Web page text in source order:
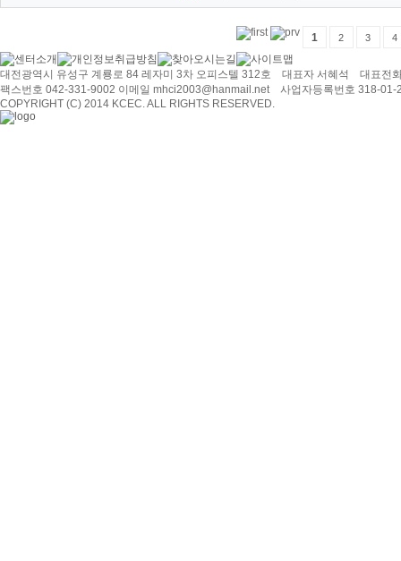
1 2 3 4
대전광역시 유성구 계룡로 84 레자미 3차 오피스텔 312호 대표자 서혜석 대표
팩스번호 042-331-9002 이메일 mhci2003@hanmail.net 사업자등록번호 318-01-
COPYRIGHT (C) 2014 KCEC. ALL RIGHTS RESERVED.